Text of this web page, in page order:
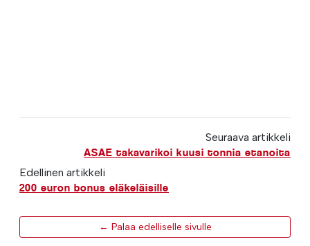
Seuraava artikkeli
ASAE takavarikoi kuusi tonnia etanoita
Edellinen artikkeli
200 euron bonus eläkeläisille
← Palaa edelliselle sivulle